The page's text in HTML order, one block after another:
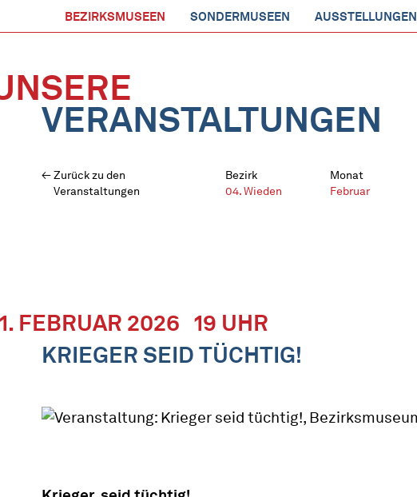
BEZIRKSMUSEEN SONDERMUSEEN AUSSTELLUNGEN
VERANSTALTUNGEN
Zurück zu den
Veranstaltungen
Bezirk
04. Wieden
Monat
Februar
FEBRUAR 2026 19 UHR
KRIEGER SEID TÜCHTIG!